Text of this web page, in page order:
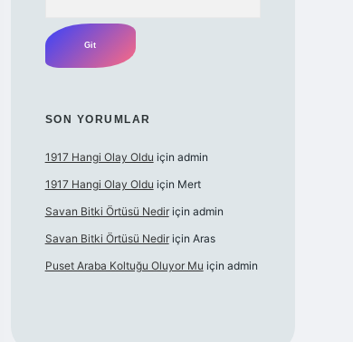
SON YORUMLAR
1917 Hangi Olay Oldu için admin
1917 Hangi Olay Oldu için Mert
Savan Bitki Örtüsü Nediriçin admin
Savan Bitki Örtüsü Nediriçin Aras
Puset Araba Koltuğu Oluyor Mu için admin